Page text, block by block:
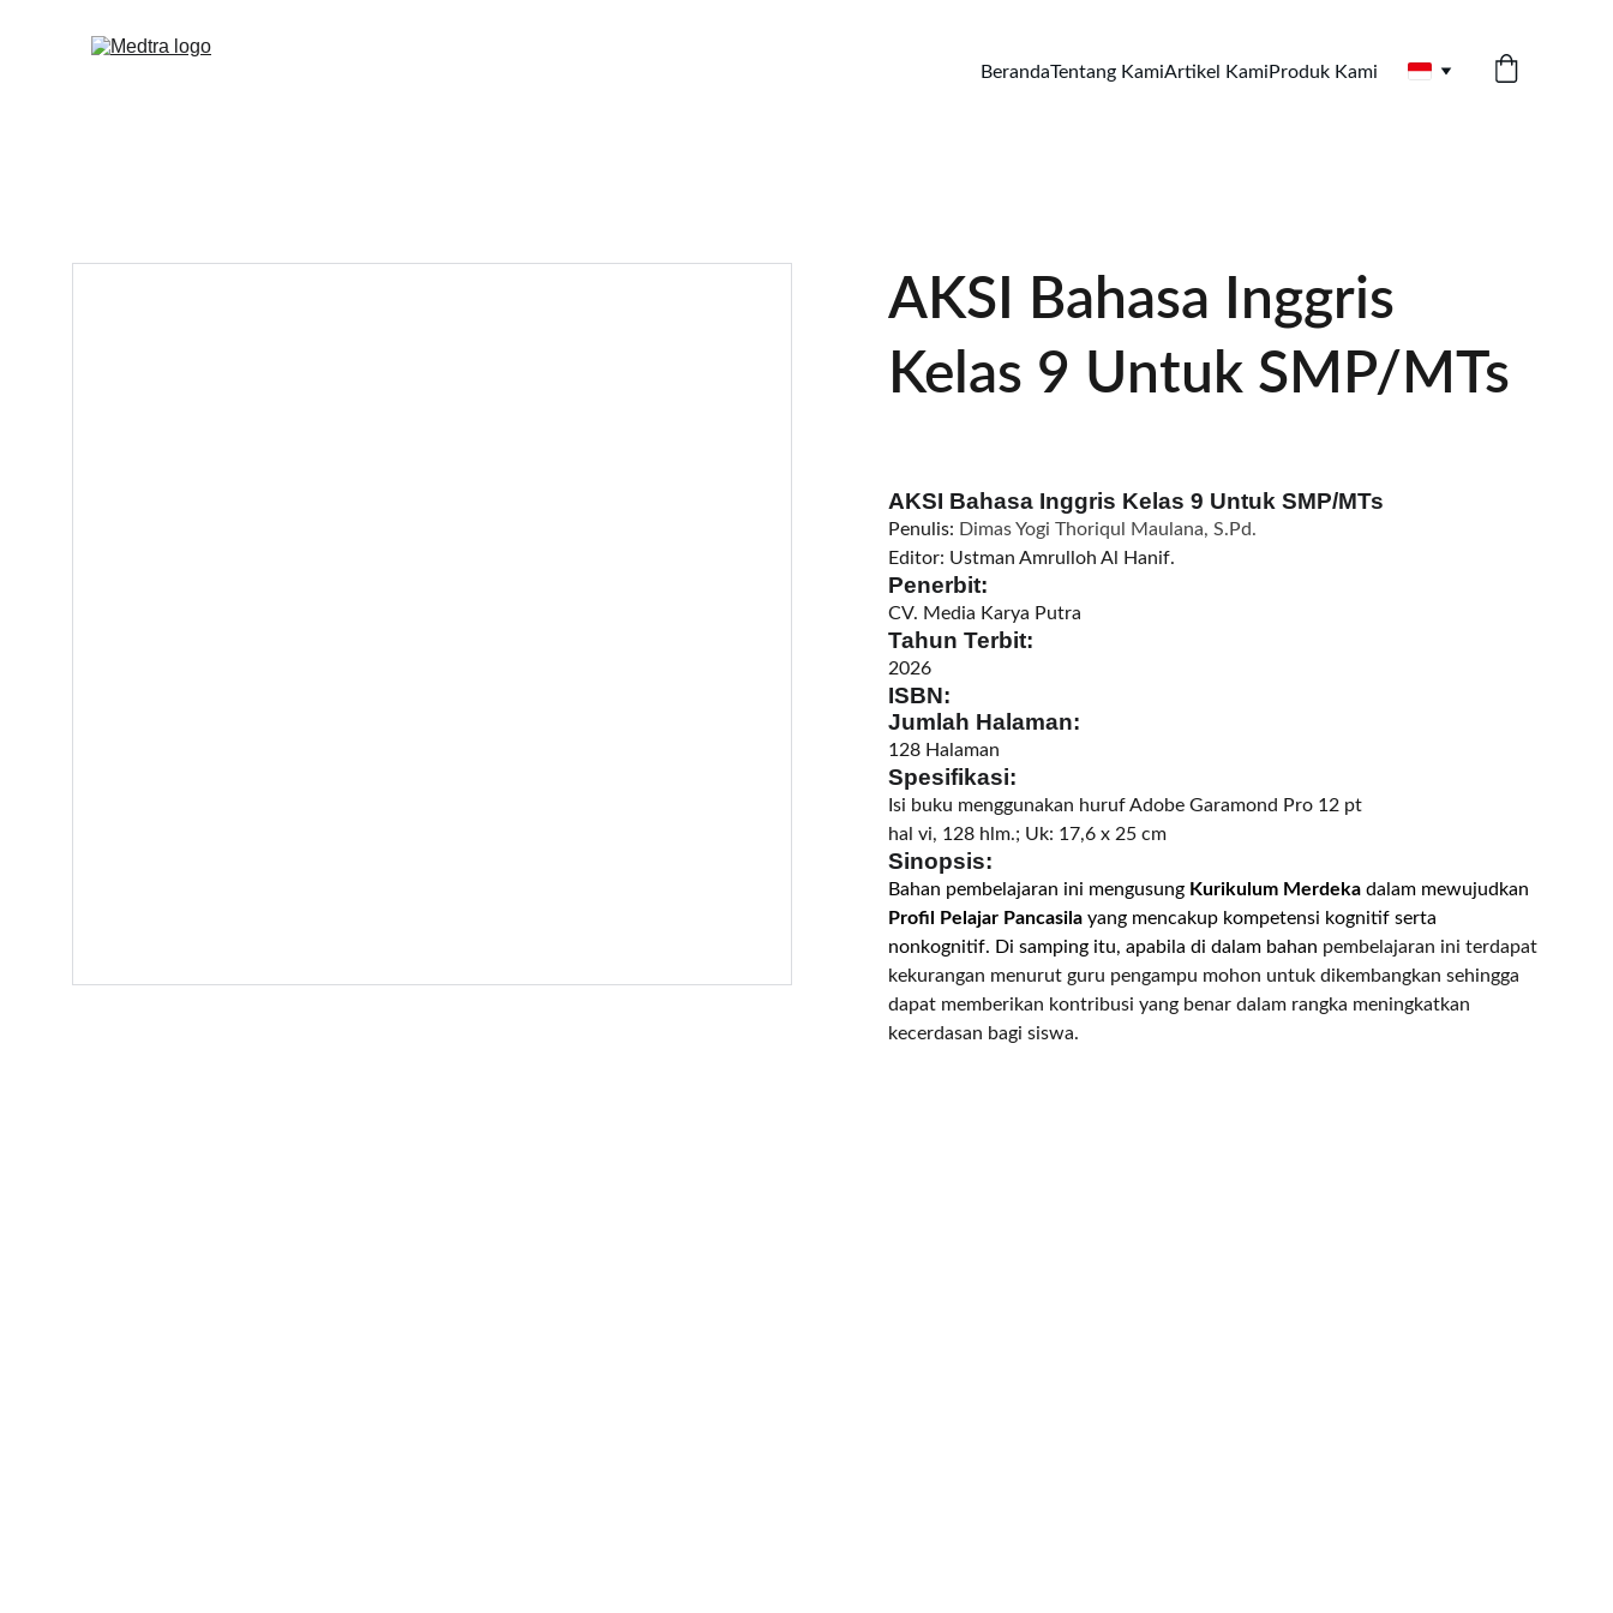
BerandaTentang KamiArtikel KamiProduk Kami
AKSI Bahasa Inggris
Kelas 9 Untuk SMP/MTs
AKSI Bahasa Inggris Kelas 9 Untuk SMP/MTs
Penulis: Dimas Yogi Thoriqul Maulana, S.Pd.
Editor: Ustman Amrulloh Al Hanif.
Penerbit:
CV. Media Karya Putra
Tahun Terbit:
2026
ISBN:
Jumlah Halaman:
128 Halaman
Spesifikasi:
Isi buku menggunakan huruf Adobe Garamond Pro 12 pt
hal vi, 128 hlm.; Uk: 17,6 x 25 cm
Sinopsis:
Bahan pembelajaran ini mengusung Kurikulum Merdeka dalam mewujudkan
Profil Pelajar Pancasila yang mencakup kompetensi kognitif serta
nonkognitif. Di samping itu, apabila di dalam bahan pembelajaran ini terdapat
kekurangan menurut guru pengampu mohon untuk dikembangkan sehingga
dapat memberikan kontribusi yang benar dalam rangka meningkatkan
kecerdasan bagi siswa.